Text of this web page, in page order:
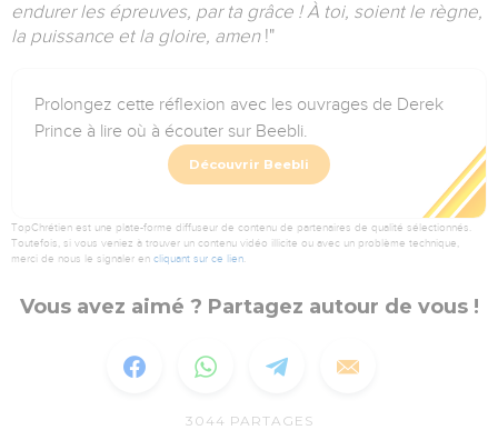
endurer les épreuves, par ta grâce !À toi, soient le règne,
la puissance et la gloire, amen!"
Prolongez cette réflexion avec les ouvrages de Derek
Prince à lire où à écouter sur Beebli.
Découvrir Beebli
TopChrétien est une plate-forme diffuseur de contenu de partenaires de qualité sélectionnés.
Toutefois, si vous veniez à trouver un contenu vidéo illicite ou avec un problème technique,
merci de nous le signaler en cliquant sur ce lien
Vous avez aimé ? Partagez autour de vous !
3044 PARTAGES